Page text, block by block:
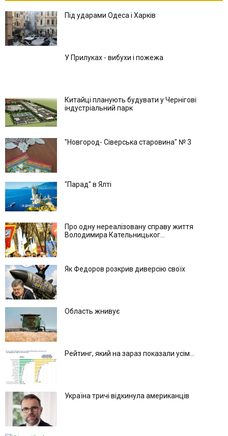
Під ударами Одеса і Харків
У Прилуках - вибухи і пожежа
Китайці планують будувати у Чернігові
індустріальний парк
"Новгород- Сіверська старовина" № 3
"Парад" в Ялті
Про одну нереалізовану справу життя
Володимира Кательницьког...
Як Федоров розкрив диверсію своїх
Область жнивує
Рейтинг, який на зараз показали усім...
Україна тричі відкинула американців